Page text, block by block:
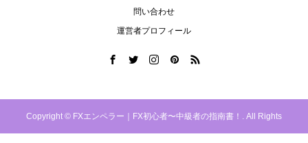
問い合わせ
運営者プロフィール
Copyright © FXエンペラー｜FX初心者〜中級者の指南書！. All Rights